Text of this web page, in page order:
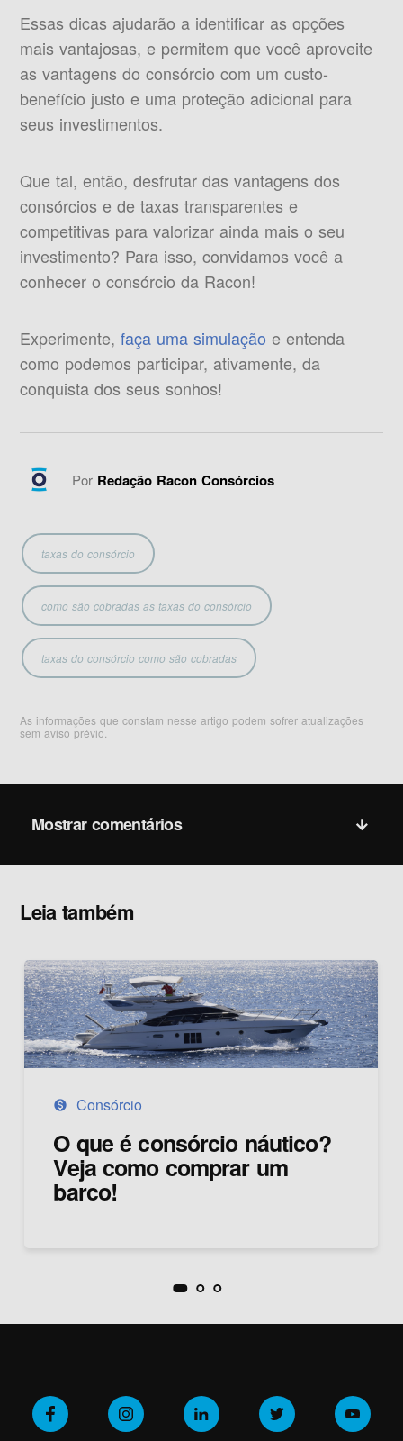
Essas dicas ajudarão a identificar as opções
mais vantajosas, e permitem que você aproveite
as vantagens do consórcio com um custo-
benefício justo e uma proteção adicional para
seus investimentos.
Que tal, então, desfrutar das vantagens dos
consórcios e de taxas transparentes e
competitivas para valorizar ainda mais o seu
investimento? Para isso, convidamos você a
conhecer o consórcio da Racon!
Experimente,faça uma simulação e entenda
como podemos participar, ativamente, da
conquista dos seus sonhos!
Por Redação Racon Consórcios
taxas do consórcio
como são cobradas as taxas do consórcio
taxas do consórcio como são cobradas
As informações que constam nesse artigo podem sofrer atualizações
sem aviso prévio.
Mostrar comentários
Leia também
monetization_on Consórcio
O que é consórcio náutico?
Veja como comprar um
barco!